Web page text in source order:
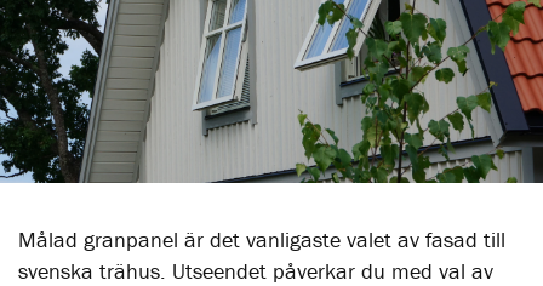
Målad granpanel är det vanligaste valet av fasad till
svenska trähus. Utseendet påverkar du med val av